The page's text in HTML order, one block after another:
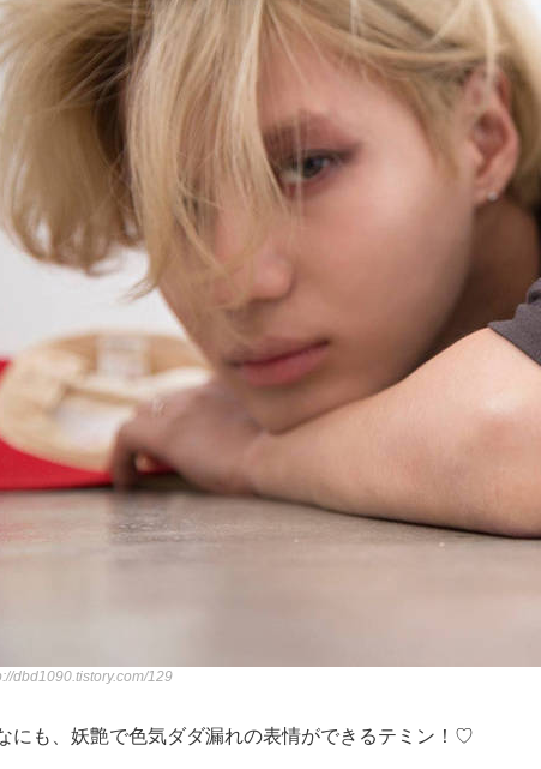
dbd1090.tistory.com/129
にも、妖艶で色気ダダ漏れの表情ができるテミン！♡